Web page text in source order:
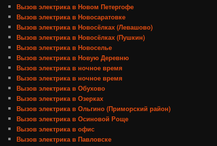
Вызов электрика в Новом Петергофе
Вызов электрика в Новосаратовке
Вызов электрика в Новосёлках (Левашово)
Вызов электрика в Новосёлках (Пушкин)
Вызов электрика в Новоселье
Вызов электрика в Новую Деревню
Вызов электрика в ночное время
Вызов электрика в ночное время
Вызов электрика в Обухово
Вызов электрика в Озерках
Вызов электрика в Ольгино (Приморский район)
Вызов электрика в Осиновой Роще
Вызов электрика в офис
Вызов электрика в Павловске